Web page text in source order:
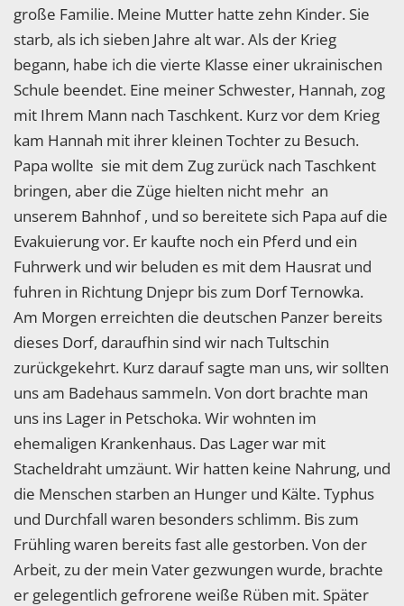
große Familie. Meine Mutter hatte zehn Kinder. Sie
starb, als ich sieben Jahre alt war. Als der Krieg
begann, habe ich die vierte Klasse einer ukrainischen
Schule beendet. Eine meiner Schwester, Hannah, zog
mit Ihrem Mann nach Taschkent. Kurz vor dem Krieg
kam Hannah mit ihrer kleinen Tochter zu Besuch.
Papa wollte sie mit dem Zug zurück nach Taschkent
bringen, aber die Züge hielten nicht mehr an
unserem Bahnhof , und so bereitete sich Papa auf die
Evakuierung vor. Er kaufte noch ein Pferd und ein
Fuhrwerk und wir beluden es mit dem Hausrat und
fuhren in Richtung Dnjepr bis zum Dorf Ternowka.
Am Morgen erreichten die deutschen Panzer bereits
dieses Dorf, daraufhin sind wir nach Tultschin
zurückgekehrt. Kurz darauf sagte man uns, wir sollten
uns am Badehaus sammeln. Von dort brachte man
uns ins Lager in Petschoka. Wir wohnten im
ehemaligen Krankenhaus. Das Lager war mit
Stacheldraht umzäunt. Wir hatten keine Nahrung, und
die Menschen starben an Hunger und Kälte. Typhus
und Durchfall waren besonders schlimm. Bis zum
Frühling waren bereits fast alle gestorben. Von der
Arbeit, zu der mein Vater gezwungen wurde, brachte
er gelegentlich gefrorene weiße Rüben mit. Später